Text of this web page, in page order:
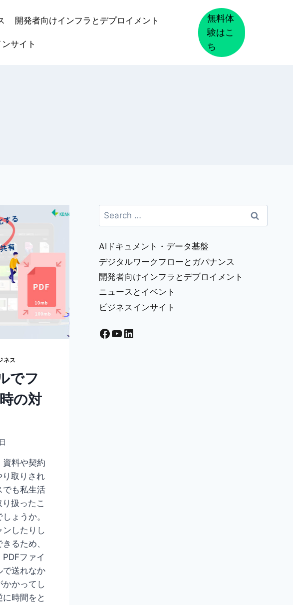
開発者向けインフラとデプロイメント
サイト
無料体
験はこ
ち
ネス
でフ
の対
資料や契約
り取りされ
でも私生活
扱ったこ
ょうか。
したりし
るため、
ファイ
で送れなか
かってし
時間をと
Search
for:
AIドキュメント・データ基盤
デジタルワークフローとガバナンス
開発者向けインフラとデプロイメント
ニュースとイベント
ビジネスインサイト
Facebook
YouTube
LinkedIn